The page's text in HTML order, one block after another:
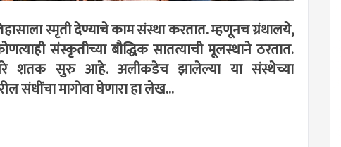
स्मृती देण्याचे काम संस्था करतात. म्हणूनच ग्रंथालये,
संस्कृतीच्या बौद्धिक सातत्याची मूलस्थाने ठरतात.
शतक सुरु आहे. अलीकडेच झालेल्या या संस्थेच्या
संधींचा मागोवा घेणारा हा लेख...